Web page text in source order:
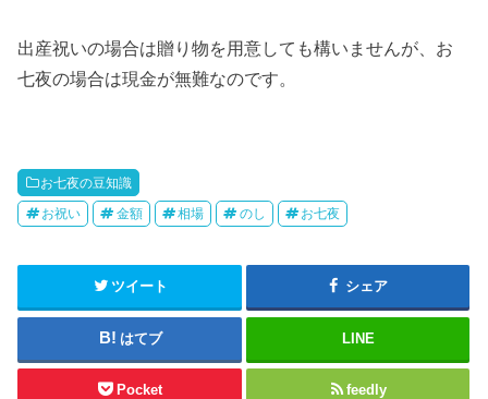
出産祝いの場合は贈り物を用意しても構いませんが、お
七夜の場合は現金が無難なのです。
お七夜の豆知識
お祝い 金額 相場 のし お七夜
ツイート シェア
はてブ LINE
Pocket feedly